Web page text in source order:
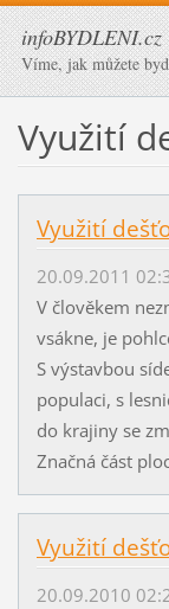
infoBYDLENI.cz
Víme, jak můžete
Využití
Využití
20.09.2011
V člověkem
vsákne, je
S výstavbou
populaci, s
do krajiny se
Značná část
Využití
20.09.2010